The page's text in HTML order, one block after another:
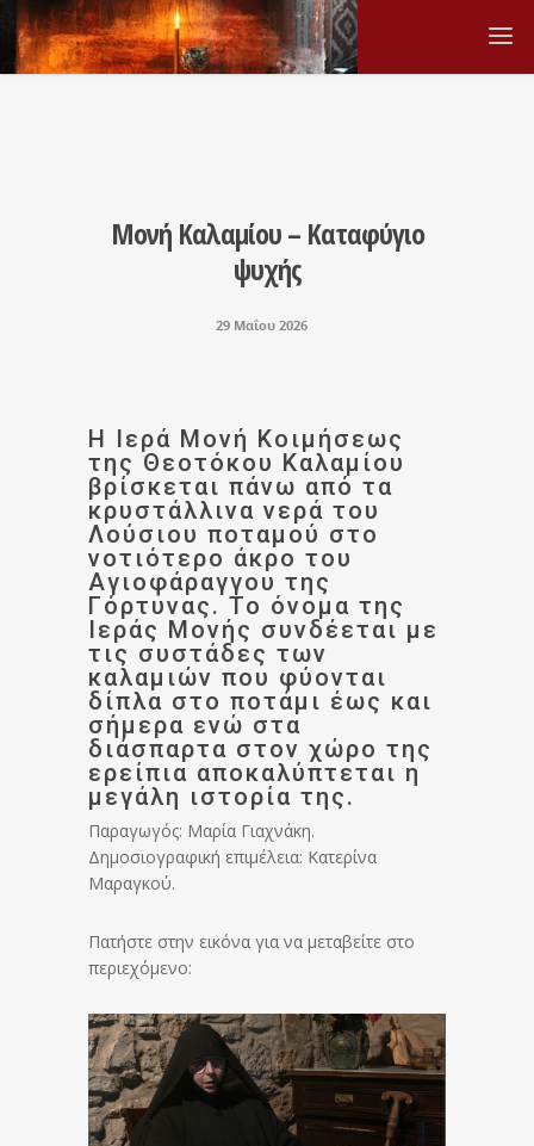
Μονή Καλαμίου – Καταφύγιο
ψυχής
29 Μαΐου 2026
Η Ιερά Μονή Κοιμήσεως
της Θεοτόκου Καλαμίου
βρίσκεται πάνω από τα
κρυστάλλινα νερά του
Λούσιου ποταμού στο
νοτιότερο άκρο του
Αγιοφάραγγου της
Γόρτυνας. Το όνομα της
Ιεράς Μονής συνδέεται με
τις συστάδες των
καλαμιών που φύονται
δίπλα στο ποτάμι έως και
σήμερα ενώ στα
διάσπαρτα στον χώρο της
ερείπια αποκαλύπτεται η
μεγάλη ιστορία της.
Παραγωγός: Μαρία Γιαχνάκη.
Δημοσιογραφική επιμέλεια: Κατερίνα
Μαραγκού.
Πατήστε στην εικόνα για να μεταβείτε στο
περιεχόμενο: